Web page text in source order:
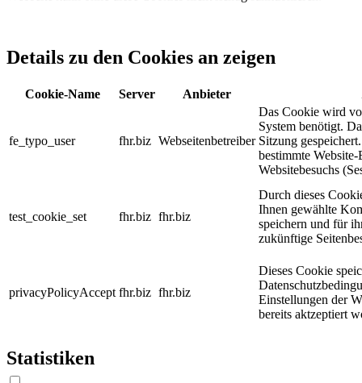
Details zu den Cookies an zeigen
Cookie-Name Server Anbieter
fe_typo_user fhr.biz Webseitenbetreiber
Das Cookie wird
System benötigt.
Sitzung
bestimmte
Websitebesuchs
test_cookie_set fhr.biz fhr.biz
Durch dieses
Ihnen gewählte
speichern und für
zukünftige
privacyPolicyAccept fhr.biz fhr.biz
Dieses Cookie
Einstellungen der
bereits aktzeptiert
Statistiken